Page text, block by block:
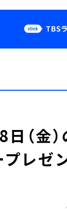
（金
レゼ